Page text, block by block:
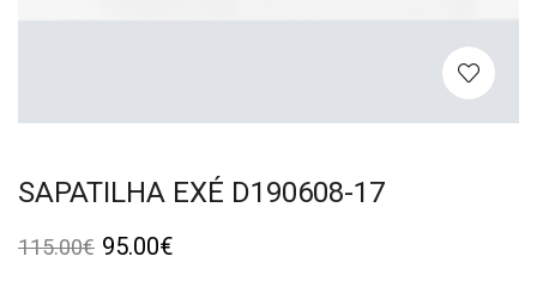
SAPATILHA EXÉ D190608-17
115.00€ 95.00€